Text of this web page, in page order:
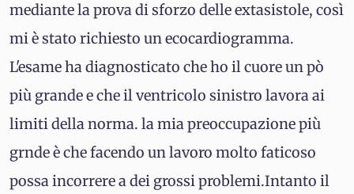
mediante la prova di sforzo delle extasistole, così
mi è stato richiesto un ecocardiogramma.
L'esame ha diagnosticato che ho il cuore un pò
più grande e che il ventricolo sinistro lavora ai
limiti della norma. la mia preoccupazione più
grnde è che facendo un lavoro molto faticoso
possa incorrere a dei grossi problemi.Intanto il